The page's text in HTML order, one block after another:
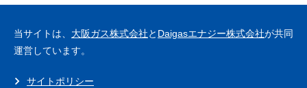
当サイトは、 大阪ガス株式会社と Daigasエナジー株式会社が共同
運営しています。
サイトポリシー